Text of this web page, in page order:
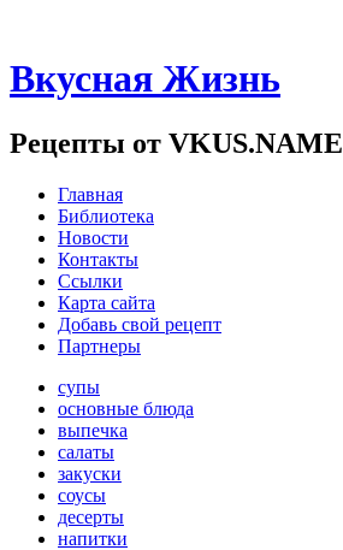
Вкусная Жизнь
Рецепты от VKUS.NAME
Главная
Библиотека
Новости
Контакты
Ссылки
Карта сайта
Добавь свой рецепт
Партнеры
супы
основные блюда
выпечка
салаты
закуски
соусы
десерты
напитки